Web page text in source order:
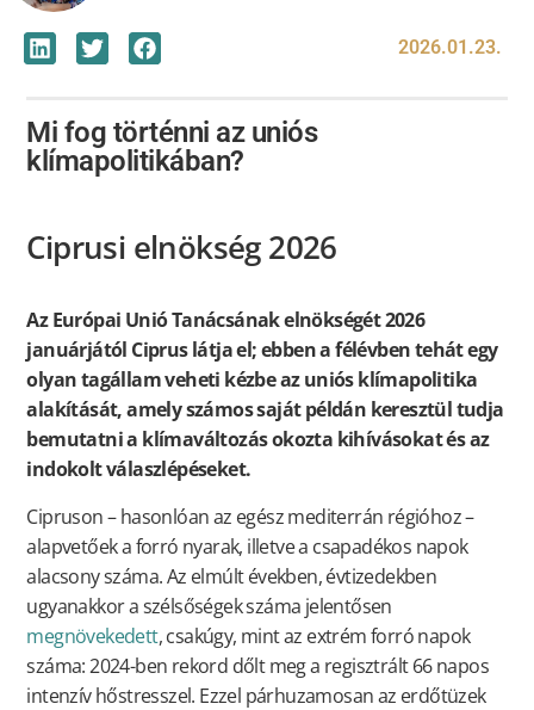
2026.01.23.
Mi fog történni az uniós
klímapolitikában?
Ciprusi elnökség 2026
Az Európai Unió Tanácsának elnökségét 2026
januárjától Ciprus látja el; ebben a félévben tehát egy
olyan tagállam veheti kézbe az uniós klímapolitika
alakítását, amely számos saját példán keresztül tudja
bemutatni a klímaváltozás okozta kihívásokat és az
indokolt válaszlépéseket.
Cipruson – hasonlóan az egész mediterrán régióhoz –
alapvetőek a forró nyarak, illetve a csapadékos napok
alacsony száma. Az elmúlt években, évtizedekben
ugyanakkor a szélsőségek száma jelentősen
megnövekedett, csakúgy, mint az extrém forró napok
száma: 2024-ben rekord dőlt meg a regisztrált 66 napos
intenzív hőstresszel. Ezzel párhuzamosan az erdőtüzek